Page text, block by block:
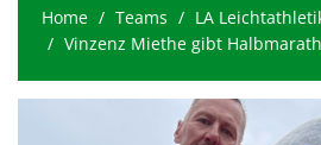
Home Teams LA
Vinzenz Miethe gibt